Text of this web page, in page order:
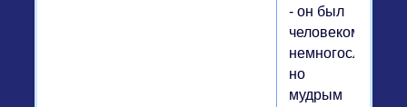
- он был
человеком
но
мудрым